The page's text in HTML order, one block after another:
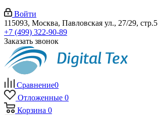
Войти
115093, Москва, Павловская ул., 27/29, стр.5
+7 (499) 322-90-89
Заказать звонок
Сравнение0
Отложенные 0
Корзина 0